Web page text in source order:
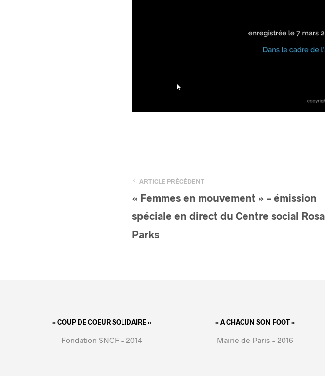
ARTICLE PRÉCÉDENT
« Femmes en mouvement » – émission
spéciale en direct du Centre social Rosa
Parks
« COUP DE COEUR SOLIDAIRE »
Fondation SNCF – 2014
« A CHACUN SON FOOT »
Mairie de Paris – 2016